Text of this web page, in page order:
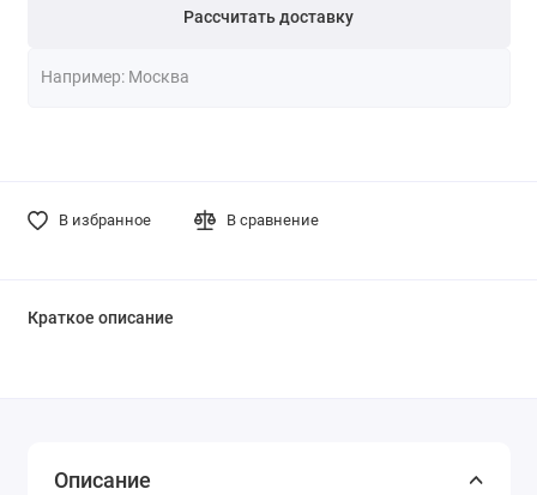
Рассчитать доставку
В избранное В сравнение
Краткое описание
Описание